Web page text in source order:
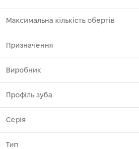
Максимальна кількість обертів
Призначення
Виробник
Профіль зуба
Серія
Тип